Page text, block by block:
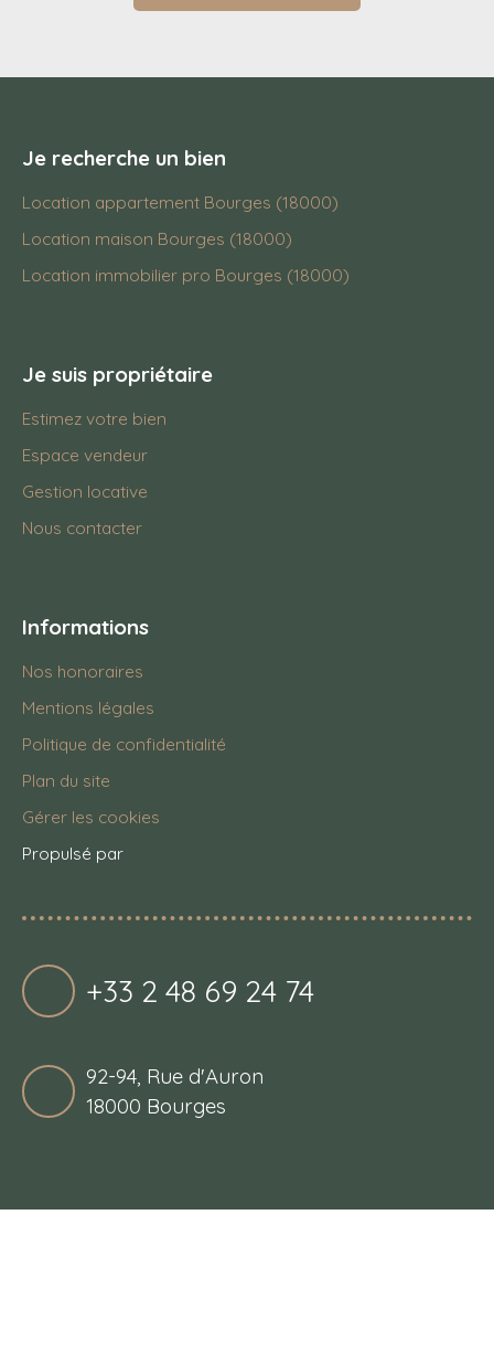
Je recherche un bien
Location appartement Bourges (18000)
Location maison Bourges (18000)
Location immobilier pro Bourges (18000)
Je suis propriétaire
Estimez votre bien
Espace vendeur
Gestion locative
Nous contacter
Informations
Nos honoraires
Mentions légales
Politique de confidentialité
Plan du site
Gérer les cookies
Propulsé par
+33 2 48 69 24 74
92-94, Rue d'Auron
18000 Bourges